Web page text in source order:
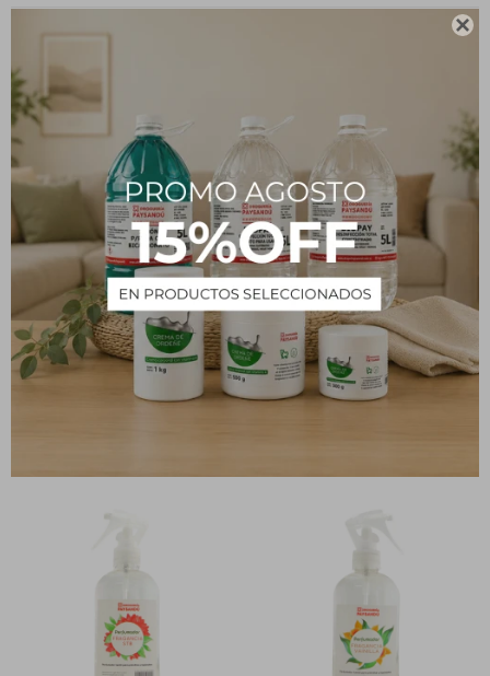

Líquido
Descripción
Perfumador Textil DELLAKASA Joy